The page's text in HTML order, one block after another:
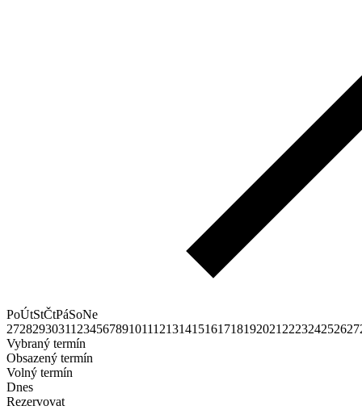
PoÚtStČtPáSoNe
2728293031123456789101112131415161718192021222324252627
Vybraný termín
Obsazený termín
Volný termín
Dnes
Rezervovat